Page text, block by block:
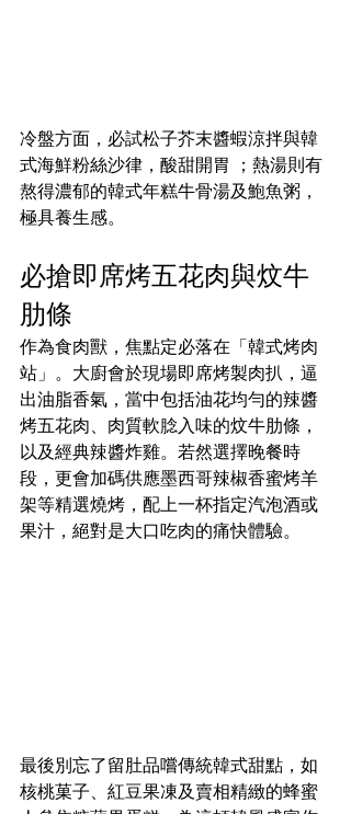
冷盤方面，必試松子芥末醬蝦涼拌與韓
式海鮮粉絲沙律，酸甜開胃 ；熱湯則有
熬得濃郁的韓式年糕牛骨湯及鮑魚粥，
極具養生感。
必搶即席烤五花肉與炆牛
肋條
作為食肉獸，焦點定必落在「韓式烤肉
站」。大廚會於現場即席烤製肉扒，逼
出油脂香氣，當中包括油花均勻的辣醬
烤五花肉、肉質軟腍入味的炆牛肋條，
以及經典辣醬炸雞。若然選擇晚餐時
段，更會加碼供應墨西哥辣椒香蜜烤羊
架等精選燒烤，配上一杯指定汽泡酒或
果汁，絕對是大口吃肉的痛快體驗。
最後別忘了留肚品嚐傳統韓式甜點，如
核桃菓子、紅豆果凍及賣相精緻的蜂蜜